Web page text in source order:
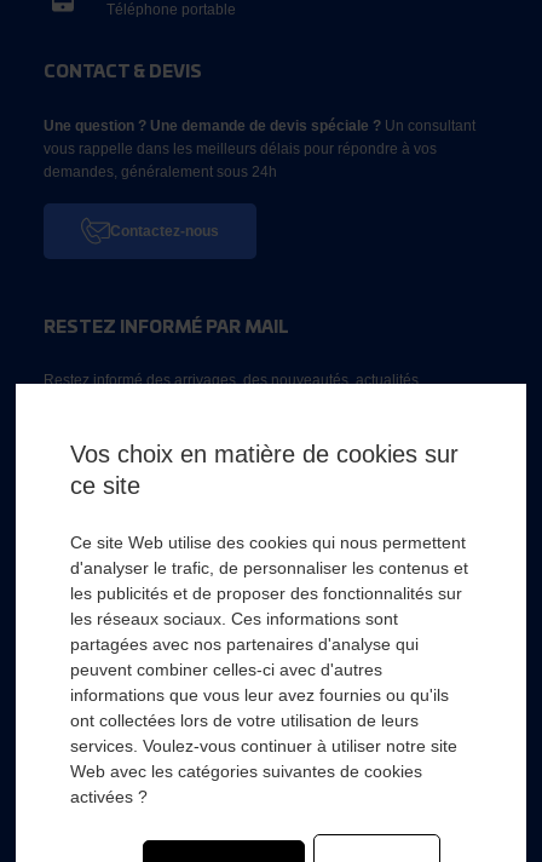
Téléphone portable
CONTACT & DEVIS
Une question ? Une demande de devis spéciale ? Un consultant
vous rappelle dans les meilleurs délais pour répondre à vos
demandes, généralement sous 24h
Contactez-nous
RESTEZ INFORMÉ PAR MAIL
Restez informé des arrivages, des nouveautés, actualités...
RSL HYDRO +
FOURNISSEURS +
SECTEURS D’ACTIVITÉS
Vos choix en matière de cookies sur
ce site
Ce site Web utilise des cookies qui nous permettent
d'analyser le trafic, de personnaliser les contenus et
les publicités et de proposer des fonctionnalités sur
les réseaux sociaux. Ces informations sont
partagées avec nos partenaires d'analyse qui
peuvent combiner celles-ci avec d'autres
informations que vous leur avez fournies ou qu'ils
ont collectées lors de votre utilisation de leurs
services. Voulez-vous continuer à utiliser notre site
Web avec les catégories suivantes de cookies
activées ?